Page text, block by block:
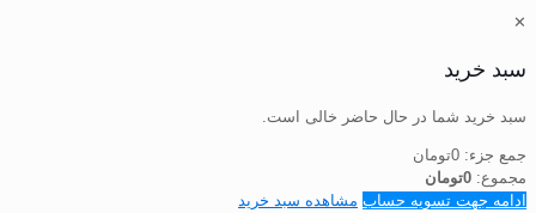
خرید
خرید شما در حال حاضر خالی است.
جزء:0 تومان
0تومان
جهت تسویه حساب مشاهده سبد خرید